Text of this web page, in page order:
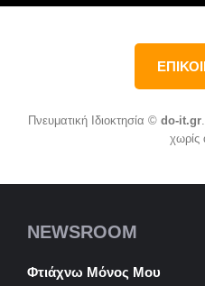
Πνευματική Ιδιοκτησία © do-it.gr
χωρίς
NEWSROOM
Φτιάχνω Μόνος Μου